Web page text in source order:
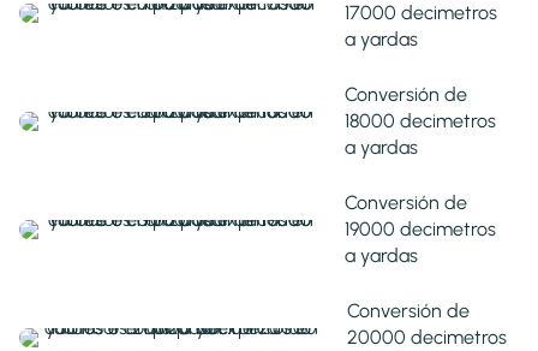
17000 decimetros
a yardas
Conversión de
18000 decimetros
a yardas
Conversión de
19000 decimetros
a yardas
Conversión de
20000 decimetros